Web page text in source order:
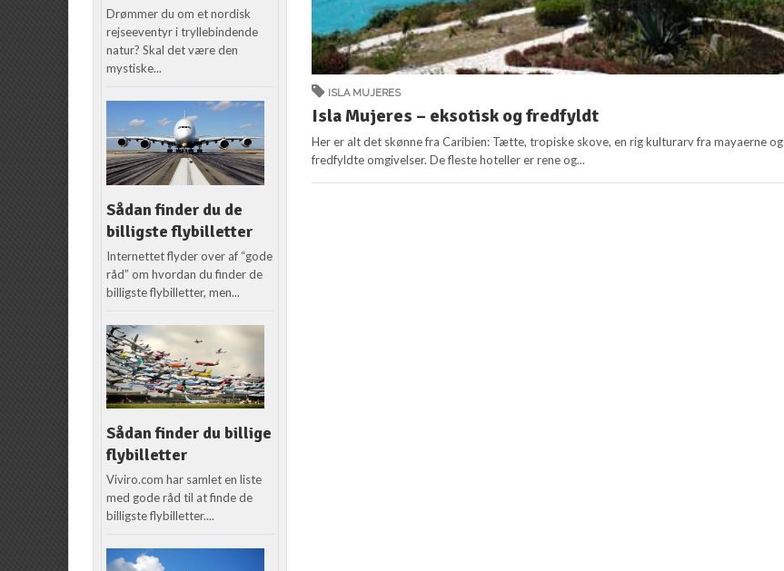
ISLA MUJERES
Isla Mujeres – eksotisk og fredfyldt
Her er alt det skønne fra Caribien: Tætte, tropiske skove, en rig kulturarv fra mayaerne og
fredfyldte omgivelser. De fleste hoteller er rene og...
Drømmer du om et nordisk
rejseeventyr i tryllebindende
natur? Skal det være den
mystiske...
Sådan finder du de
billigste flybilletter
Internettet flyder over af “gode
råd” om hvordan du finder de
billigste flybilletter, men...
Sådan finder du billige
flybilletter
Viviro.com har samlet en liste
med gode råd til at finde de
billigste flybilletter....